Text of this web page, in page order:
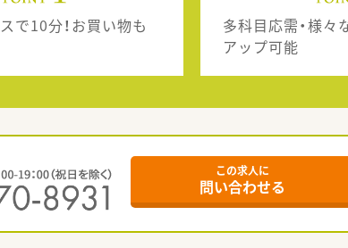
で10分！お買い物も
多科目応需・様々
アップ可能
この求人に
問い合わせる